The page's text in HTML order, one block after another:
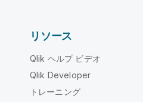
リソース
Qlik ヘルプ ビデオ
Qlik Developer
トレーニング